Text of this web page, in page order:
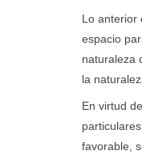
Lo anterior
espacio
naturaleza
la
En virtud
favorable,